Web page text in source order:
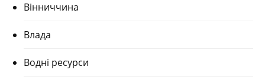
Вінниччина
Влада
Водні ресурси